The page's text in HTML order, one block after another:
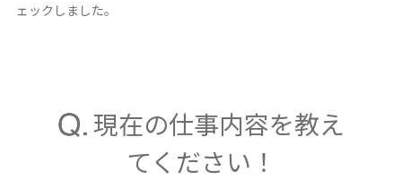
ェックしました。
現在の仕事内容を教え
てください！